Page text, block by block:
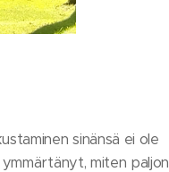
sinänsä ei ole
miten paljon